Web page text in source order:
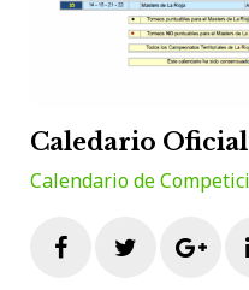
Caledario
Calendario de
FacebookTwitter